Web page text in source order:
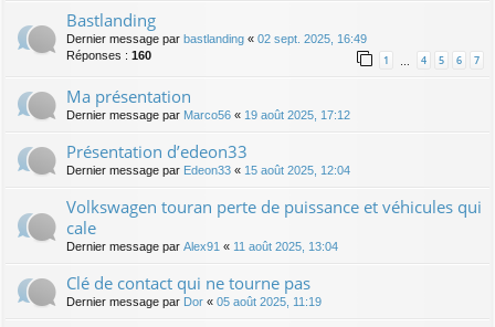
Bastlanding
Dernier message par bastlanding « 02 sept. 2025, 16:49
Réponses : 160 1 … 4 5 6 7
Ma présentation
Dernier message par Marco56 « 19 août 2025, 17:12
Présentation d’edeon33
Dernier message par Edeon33 « 15 août 2025, 12:04
Volkswagen touran perte de puissance et véhicules qui
cale
Dernier message par Alex91 « 11 août 2025, 13:04
Clé de contact qui ne tourne pas
Dernier message par Dor « 05 août 2025, 11:19